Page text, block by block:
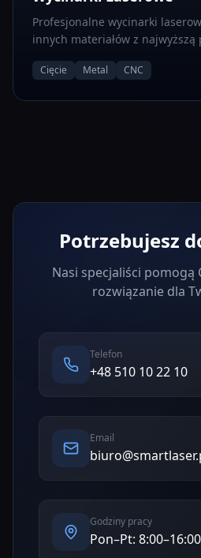
Profesjonalne wycinarki
innych materiałów z najwyższą
Cięcie Metal CNC
Potrzebujesz
Nasi specjaliści pomogą
rozwiązanie dla
Telefon
+48 510 10 22 10
Email
Godziny pracy
Pon–Pt: 8:00–16:00